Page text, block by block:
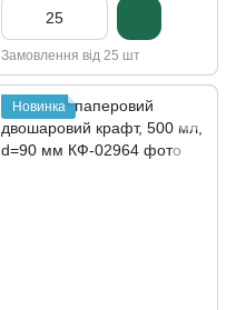
Замовлення від 25 шт
Новинка